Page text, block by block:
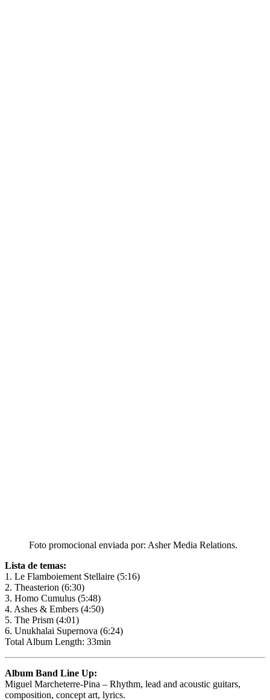
Foto promocional enviada por: Asher Media Relations.
Lista de temas:
1. Le Flamboiement Stellaire (5:16)
2. Theasterion (6:30)
3. Homo Cumulus (5:48)
4. Ashes & Embers (4:50)
5. The Prism (4:01)
6. Unukhalai Supernova (6:24)
Total Album Length: 33min
Album Band Line Up:
Miguel Marcheterre-Pina – Rhythm, lead and acoustic guitars,
composition, concept art, lyrics.